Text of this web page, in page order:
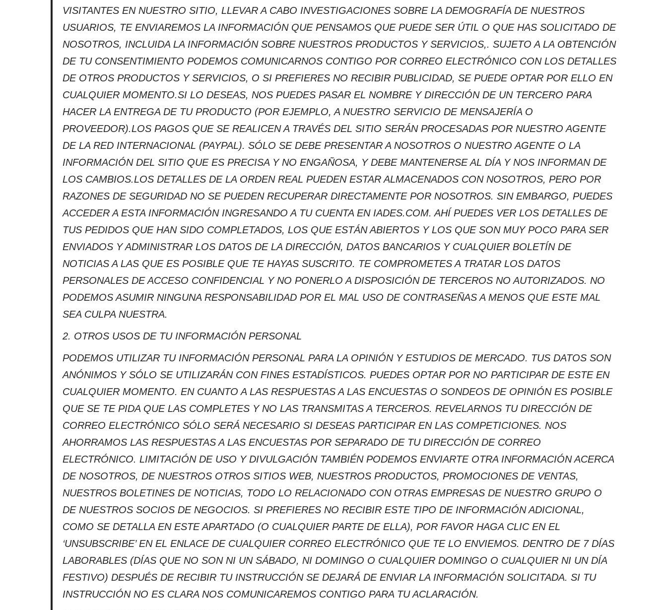
VISITANTES EN NUESTRO SITIO, LLEVAR A CABO INVESTIGACIONES SOBRE LA DEMOGRAFÍA DE NUESTROS
USUARIOS, TE ENVIAREMOS LA INFORMACIÓN QUE PENSAMOS QUE PUEDE SER ÚTIL O QUE HAS SOLICITADO DE
NOSOTROS, INCLUIDA LA INFORMACIÓN SOBRE NUESTROS PRODUCTOS Y SERVICIOS,. SUJETO A LA OBTENCIÓN
DE TU CONSENTIMIENTO PODEMOS COMUNICARNOS CONTIGO POR CORREO ELECTRÓNICO CON LOS DETALLES
DE OTROS PRODUCTOS Y SERVICIOS, O SI PREFIERES NO RECIBIR PUBLICIDAD, SE PUEDE OPTAR POR ELLO EN
CUALQUIER MOMENTO.SI LO DESEAS, NOS PUEDES PASAR EL NOMBRE Y DIRECCIÓN DE UN TERCERO PARA
HACER LA ENTREGA DE TU PRODUCTO (POR EJEMPLO, A NUESTRO SERVICIO DE MENSAJERÍA O
PROVEEDOR).LOS PAGOS QUE SE REALICEN A TRAVÉS DEL SITIO SERÁN PROCESADAS POR NUESTRO AGENTE
DE LA RED INTERNACIONAL (PAYPAL). SÓLO SE DEBE PRESENTAR A NOSOTROS O NUESTRO AGENTE O LA
INFORMACIÓN DEL SITIO QUE ES PRECISA Y NO ENGAÑOSA, Y DEBE MANTENERSE AL DÍA Y NOS INFORMAN DE
LOS CAMBIOS.LOS DETALLES DE LA ORDEN REAL PUEDEN ESTAR ALMACENADOS CON NOSOTROS, PERO POR
RAZONES DE SEGURIDAD NO SE PUEDEN RECUPERAR DIRECTAMENTE POR NOSOTROS. SIN EMBARGO, PUEDES
ACCEDER A ESTA INFORMACIÓN INGRESANDO A TU CUENTA EN IADES.COM. AHÍ PUEDES VER LOS DETALLES DE
TUS PEDIDOS QUE HAN SIDO COMPLETADOS, LOS QUE ESTÁN ABIERTOS Y LOS QUE SON MUY POCO PARA SER
ENVIADOS Y ADMINISTRAR LOS DATOS DE LA DIRECCIÓN, DATOS BANCARIOS Y CUALQUIER BOLETÍN DE
NOTICIAS A LAS QUE ES POSIBLE QUE TE HAYAS SUSCRITO. TE COMPROMETES A TRATAR LOS DATOS
PERSONALES DE ACCESO CONFIDENCIAL Y NO PONERLO A DISPOSICIÓN DE TERCEROS NO AUTORIZADOS. NO
PODEMOS ASUMIR NINGUNA RESPONSABILIDAD POR EL MAL USO DE CONTRASEÑAS A MENOS QUE ESTE MAL
SEA CULPA NUESTRA.
2. OTROS USOS DE TU INFORMACIÓN PERSONAL
PODEMOS UTILIZAR TU INFORMACIÓN PERSONAL PARA LA OPINIÓN Y ESTUDIOS DE MERCADO. TUS DATOS SON
ANÓNIMOS Y SÓLO SE UTILIZARÁN CON FINES ESTADÍSTICOS. PUEDES OPTAR POR NO PARTICIPAR DE ESTE EN
CUALQUIER MOMENTO. EN CUANTO A LAS RESPUESTAS A LAS ENCUESTAS O SONDEOS DE OPINIÓN ES POSIBLE
QUE SE TE PIDA QUE LAS COMPLETES Y NO LAS TRANSMITAS A TERCEROS. REVELARNOS TU DIRECCIÓN DE
CORREO ELECTRÓNICO SÓLO SERÁ NECESARIO SI DESEAS PARTICIPAR EN LAS COMPETICIONES. NOS
AHORRAMOS LAS RESPUESTAS A LAS ENCUESTAS POR SEPARADO DE TU DIRECCIÓN DE CORREO
ELECTRÓNICO. LIMITACIÓN DE USO Y DIVULGACIÓN TAMBIÉN PODEMOS ENVIARTE OTRA INFORMACIÓN ACERCA
DE NOSOTROS, DE NUESTROS OTROS SITIOS WEB, NUESTROS PRODUCTOS, PROMOCIONES DE VENTAS,
NUESTROS BOLETINES DE NOTICIAS, TODO LO RELACIONADO CON OTRAS EMPRESAS DE NUESTRO GRUPO O
DE NUESTROS SOCIOS DE NEGOCIOS. SI PREFIERES NO RECIBIR ESTE TIPO DE INFORMACIÓN ADICIONAL,
COMO SE DETALLA EN ESTE APARTADO (O CUALQUIER PARTE DE ELLA), POR FAVOR HAGA CLIC EN EL
‘UNSUBSCRIBE’ EN EL ENLACE DE CUALQUIER CORREO ELECTRÓNICO QUE TE LO ENVIEMOS. DENTRO DE 7 DÍAS
LABORABLES (DÍAS QUE NO SON NI UN SÁBADO, NI DOMINGO O CUALQUIER DOMINGO O CUALQUIER NI UN DÍA
FESTIVO) DESPUÉS DE RECIBIR TU INSTRUCCIÓN SE DEJARÁ DE ENVIAR LA INFORMACIÓN SOLICITADA. SI TU
INSTRUCCIÓN NO ES CLARA NOS COMUNICAREMOS CONTIGO PARA TU ACLARACIÓN.